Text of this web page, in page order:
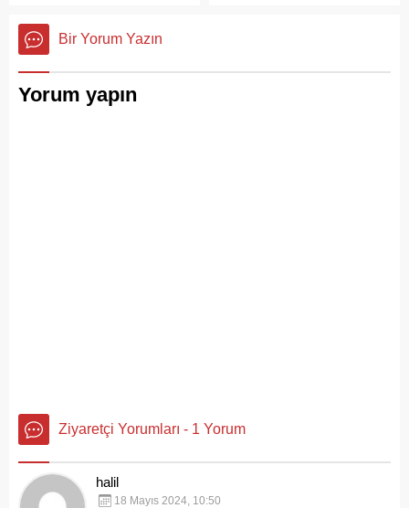
aynı zamanda bu şehrin çok
kültürlü hafızası,
tanıklarıdır.
Bir Yorum Yazın
Yorum yapın
Ziyaretçi Yorumları - 1 Yorum
halil
18 Mayıs 2024, 10:50